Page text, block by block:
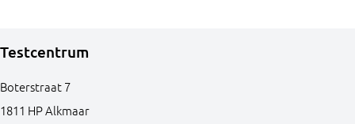
Testcentrum
Boterstraat7
1811 HPAlkmaar